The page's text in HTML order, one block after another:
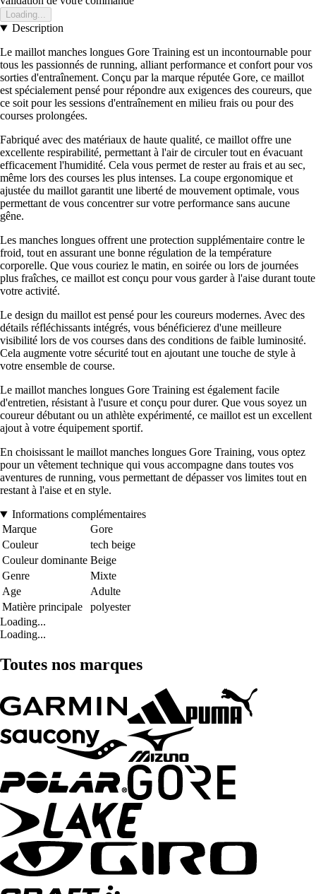
Loading...
Description
Le maillot manches longues Gore Training est un incontournable pour
tous les passionnés de running, alliant performance et confort pour vos
sorties d'entraînement. Conçu par la marque réputée Gore, ce maillot
est spécialement pensé pour répondre aux exigences des coureurs, que
ce soit pour les sessions d'entraînement en milieu frais ou pour des
courses prolongées.
Fabriqué avec des matériaux de haute qualité, ce maillot offre une
excellente respirabilité, permettant à l'air de circuler tout en évacuant
efficacement l'humidité. Cela vous permet de rester au frais et au sec,
même lors des courses les plus intenses. La coupe ergonomique et
ajustée du maillot garantit une liberté de mouvement optimale, vous
permettant de vous concentrer sur votre performance sans aucune
gêne.
Les manches longues offrent une protection supplémentaire contre le
froid, tout en assurant une bonne régulation de la température
corporelle. Que vous couriez le matin, en soirée ou lors de journées
plus fraîches, ce maillot est conçu pour vous garder à l'aise durant toute
votre activité.
Le design du maillot est pensé pour les coureurs modernes. Avec des
détails réfléchissants intégrés, vous bénéficierez d'une meilleure
visibilité lors de vos courses dans des conditions de faible luminosité.
Cela augmente votre sécurité tout en ajoutant une touche de style à
votre ensemble de course.
Le maillot manches longues Gore Training est également facile
d'entretien, résistant à l'usure et conçu pour durer. Que vous soyez un
coureur débutant ou un athlète expérimenté, ce maillot est un excellent
ajout à votre équipement sportif.
En choisissant le maillot manches longues Gore Training, vous optez
pour un vêtement technique qui vous accompagne dans toutes vos
aventures de running, vous permettant de dépasser vos limites tout en
restant à l'aise et en style.
Informations complémentaires
Marque
Gore
Couleur
tech beige
Couleur dominante Beige
Genre
Mixte
Age
Adulte
Matière principale
polyester
Loading...
Loading...
Toutes nos marques